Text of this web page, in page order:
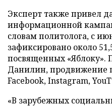
Эксперт также привел
информационной
словам политолога, с
зафиксировано около
посвященных «Яблоку».
Данилин, продвижение
Facebook, Instagram,
«В зарубежных